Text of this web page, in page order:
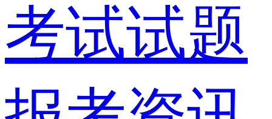
考试试题